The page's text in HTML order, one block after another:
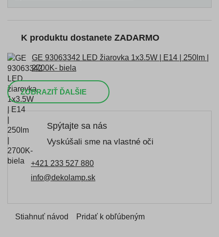
K produktu dostanete ZADARMO
GE 93063342 LED žiarovka 1x3.5W | E14 | 250lm |
2700K- biela
ZOBRAZIŤ ĎALŠIE
Spýtajte sa nás
Vyskúšali sme na vlastné oči
+421 233 527 880
info@dekolamp.sk
Stiahnuť návod Pridať k obľúbeným